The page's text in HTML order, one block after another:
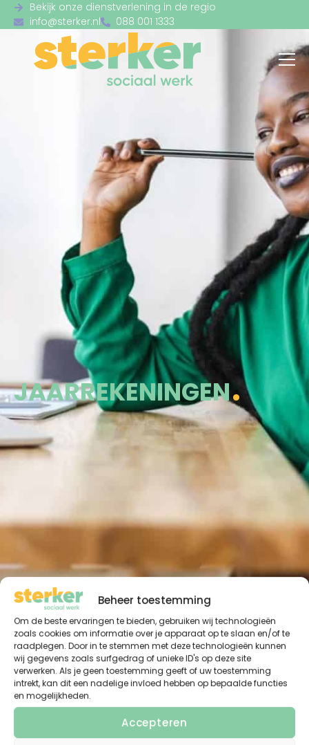
Beheer toestemming
Om de beste ervaringen te bieden, gebruiken wij technologieën
zoals cookies om informatie over je apparaat op te slaan en/of te
raadplegen. Door in te stemmen met deze technologieën kunnen
wij gegevens zoals surfgedrag of unieke ID's op deze site
verwerken. Als je geen toestemming geeft of uw toestemming
intrekt, kan dit een nadelige invloed hebben op bepaalde functies
en mogelijkheden.
Accepteren
Bekijk onze dienstverlening in de regio
info@sterker.nl
088 001 1333
JAARREKENINGEN